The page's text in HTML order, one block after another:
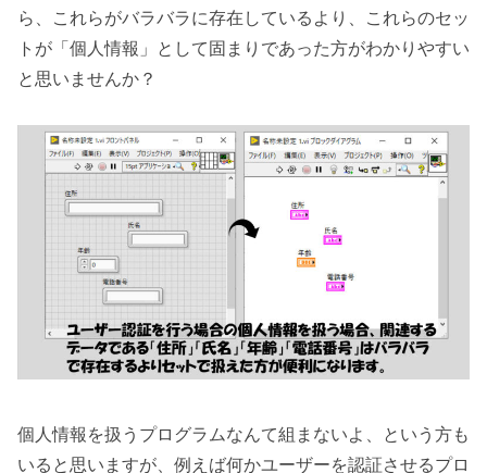
ら、これらがバラバラに存在しているより、これらのセッ
トが「個人情報」として固まりであった方がわかりやすい
と思いませんか？
個人情報を扱うプログラムなんて組まないよ、という方も
いると思いますが、例えば何かユーザーを認証させるプロ